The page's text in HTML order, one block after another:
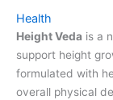
Health
Height Veda is a
support height
formulated with
overall physical